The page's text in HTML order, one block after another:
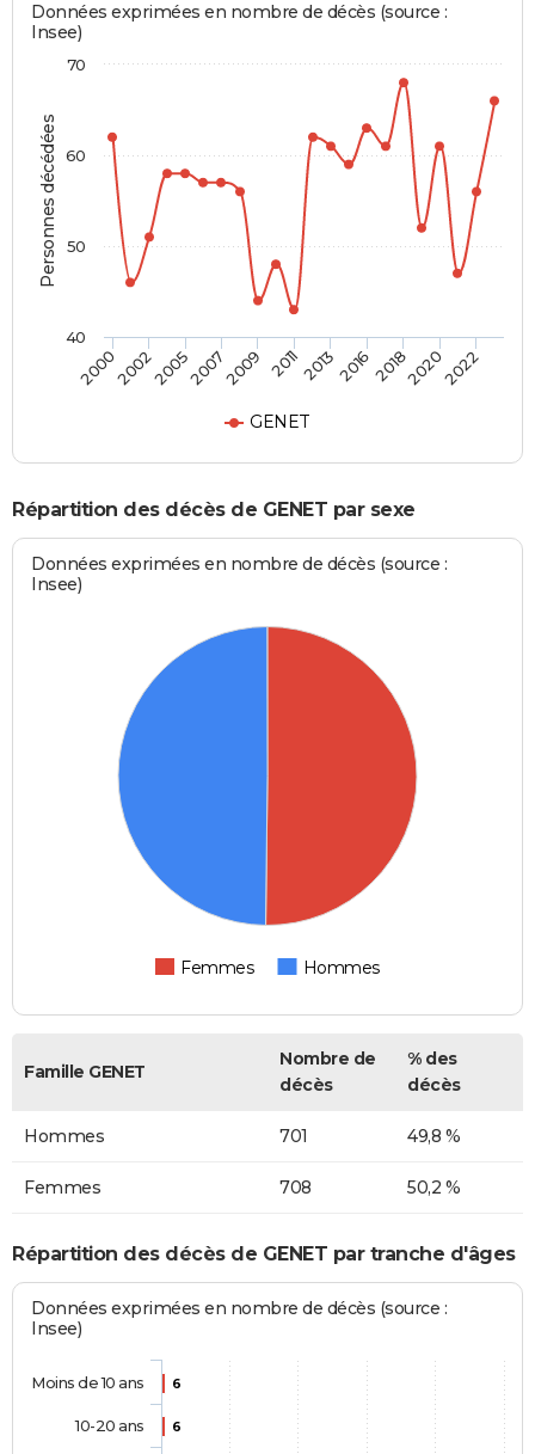
Personnes décédées
Données exprimées en nombre de décès (source :
Insee)
GENET
20002002200520072009 201120132016201820202022
40
50
60
70
Répartition des décès de GENET par sexe
Données exprimées en nombre de décès (source :
Insee)
Femmes Hommes
Famille GENET
Nombre de
décès
% des
décès
Hommes 701 49,8 %
Femmes 708 50,2 %
Répartition des décès de GENET par tranche d'âges
Données exprimées en nombre de décès (source :
Insee)
6
6
Moins de 10 ans
10-20 ans